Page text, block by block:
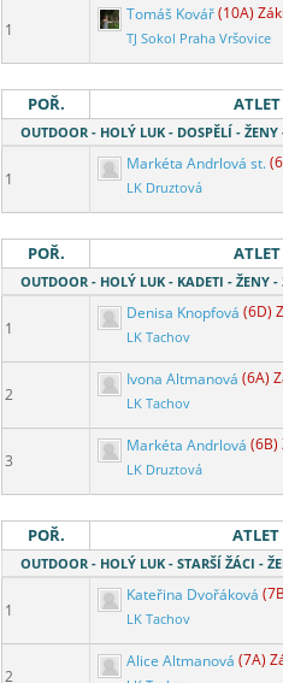
1
Tomáš Kovář(10A)
TJ Sokol Praha Vršovice
POŘ. ATLET
OUTDOOR - HOLÝ LUK - DOSPĚLÍ -
1
Markéta Andrlová st.
LK Druztová
POŘ. ATLET
OUTDOOR - HOLÝ LUK - KADETI - ŽENY
1
Denisa Knopfová (6D)
LK Tachov
2
Ivona Altmanová (6A)
LK Tachov
3
Markéta Andrlová (6B)
LK Druztová
POŘ. ATLET
OUTDOOR - HOLÝ LUK - STARŠÍ ŽÁCI -
1
Kateřina Dvořáková
LK Tachov
2
Alice Altmanová (7A)